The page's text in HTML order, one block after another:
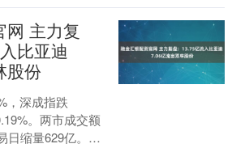
网 主力复
比亚迪
股份
，深成指跌
。两市成交额
日缩量629亿。数
金净流出40.2....